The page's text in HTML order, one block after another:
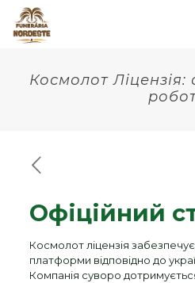
Космолот Ліцензія:
Офіційний
Космолот ліцензія
платформи відповідно до
Компанія суворо